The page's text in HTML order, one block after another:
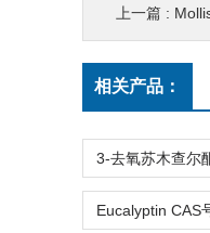
上一篇 :
相关产品：